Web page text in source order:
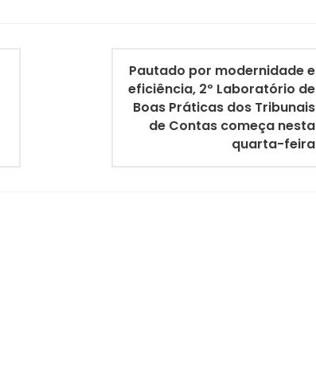
Pautado por modernidade e
eficiência, 2º Laboratório de
Boas Práticas dos Tribunais
de Contas começa nesta
quarta-feira